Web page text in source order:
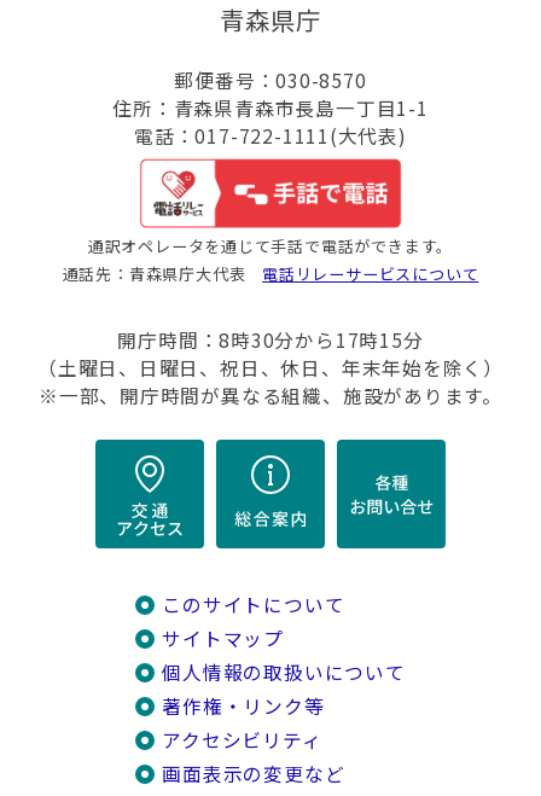
青森県庁
郵便番号：030-8570
住所：青森県青森市長島一丁目1-1
電話：017-722-1111(大代表)
通訳オペレータを通じて手話で電話ができます。
通話先：青森県庁大代表 電話リレーサービスについて
開庁時間：8時30分から17時15分
（土曜日、日曜日、祝日、休日、年末年始を除く）
※一部、開庁時間が異なる組織、施設があります。
このサイトについて
サイトマップ
個人情報の取扱いについて
著作権・リンク等
アクセシビリティ
画面表示の変更など